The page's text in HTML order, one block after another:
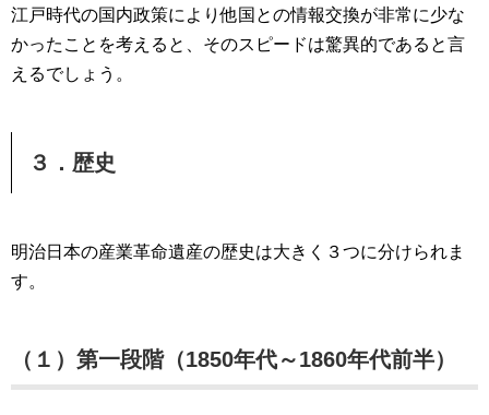
江戸時代の国内政策により他国との情報交換が非常に少な
かったことを考えると、そのスピードは驚異的であると言
えるでしょう。
３．歴史
明治日本の産業革命遺産の歴史は大きく３つに分けられま
す。
（１）第一段階（1850年代～1860年代前半）